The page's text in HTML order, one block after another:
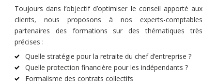
Toujours dans l’objectif d’optimiser le conseil apporté aux
clients, nous proposons à nos experts-comptables
partenaires des formations sur des thématiques très
précises :
Quelle stratégie pour la retraite du chef d’entreprise ?
Quelle protection financière pour les indépendants ?
Formalisme des contrats collectifs